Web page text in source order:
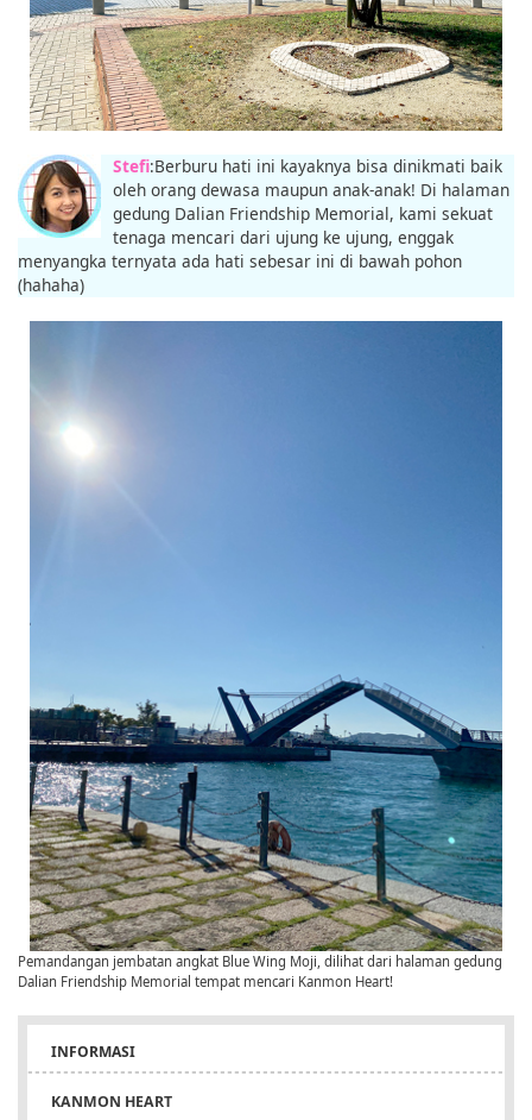
Stefi:Berburu hati ini kayaknya bisa dinikmati baik
oleh orang dewasa maupun anak-anak! Di halaman
gedung Dalian Friendship Memorial, kami sekuat
tenaga mencari dari ujung ke ujung, enggak
menyangka ternyata ada hati sebesar ini di bawah pohon
(hahaha)
Pemandangan jembatan angkat Blue Wing Moji, dilihat dari halaman gedung
Dalian Friendship Memorial tempat mencari Kanmon Heart!
INFORMASI
KANMON HEART